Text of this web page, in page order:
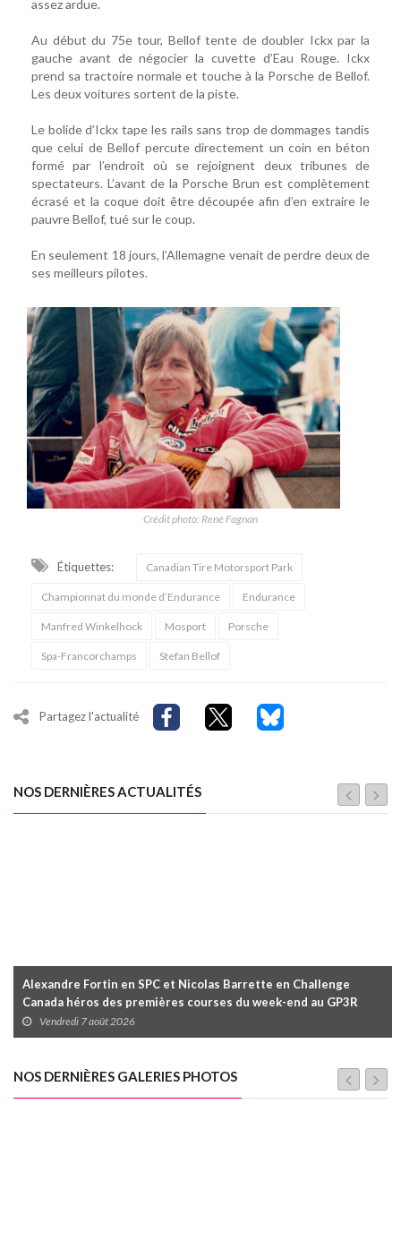
assez ardue.
Au début du 75e tour, Bellof tente de doubler Ickx par la
gauche avant de négocier la cuvette d’Eau Rouge. Ickx
prend sa tractoire normale et touche à la Porsche de Bellof.
Les deux voitures sortent de la piste.
Le bolide d’Ickx tape les rails sans trop de dommages tandis
que celui de Bellof percute directement un coin en béton
formé par l’endroit où se rejoignent deux tribunes de
spectateurs. L’avant de la Porsche Brun est complètement
écrasé et la coque doit être découpée afin d’en extraire le
pauvre Bellof, tué sur le coup.
En seulement 18 jours, l’Allemagne venait de perdre deux de
ses meilleurs pilotes.
Crédit photo: René Fagnan
Étiquettes: Canadian Tire Motorsport Park
Championnat du monde d’Endurance Endurance
Manfred Winkelhock Mosport Porsche
Spa-Francorchamps Stefan Bellof
Partagez l'actualité
NOS DERNIÈRES ACTUALITÉS
Alexandre Fortin en SPC et Nicolas Barrette en Challenge
Canada héros des premières courses du week-end au GP3R
Vendredi 7 août 2026
NOS DERNIÈRES GALERIES PHOTOS